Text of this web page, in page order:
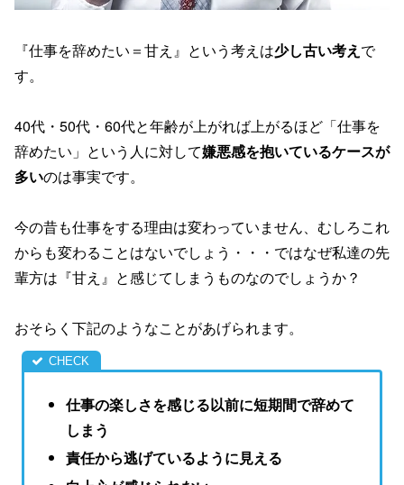
『仕事を辞めたい＝甘え』という考えは少し古い考え で
す。
40代・50代・60代と年齢が上がれば上がるほど「仕事を
辞めたい」という人に対して嫌悪感を抱いているケースが
多いのは事実です。
今の昔も仕事をする理由は変わっていません、むしろこれ
からも変わることはないでしょう・・・ではなぜ私達の先
輩方は『甘え』と感じてしまうものなのでしょうか？
おそらく下記のようなことがあげられます。
仕事の楽しさを感じる以前に短期間で辞めて
しまう
責任から逃げているように見える